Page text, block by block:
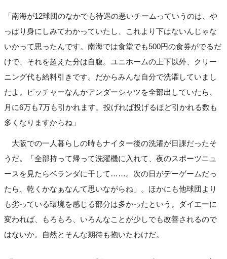
「南海が12球団のなかでも待遇の悪いチームっていうのは、や
っぱり身にしみてわかっていたし、これより下はないんじゃな
いかって思ったんです。南海では食堂でも500円の食券がでるだ
けで、それを超えた分は自腹。ユニホームの上下以外、クリー
ニング代も給料引きです。だからみんな自分で洗濯していまし
たよ。ピッチャーなんかアンダーシャツを全部出していたら、
月に6万も7万も引かれます。投げれば投げるほど引かれる数も
多くなりますからね」
大阪での一人暮らしの時もナイター後の洗濯が日課だったそ
うだ。「全部持って帰って洗濯機に入れて、夜のスポーツニュ
ースを見たらベランダに干して……。次の日がデーゲームだっ
たら、乾くかなぁなんて思いながらね」。ほかにも他球団より
も劣っている環境を感じる部分は多かったという。ダイエーに
変われば、もろもろ、いろんなことが少しでも改善されるので
はないか。自然とそんな期待も抱いたわけだ。